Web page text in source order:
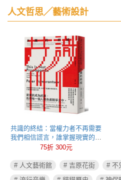
人文哲思╱藝術設計
共識的終結：當權力者不再需要
我們相信謊言，誰掌握現實的定
義權，誰就能操控政治
75折 300元
# 人文藝術館 # 吉原花街 # 不